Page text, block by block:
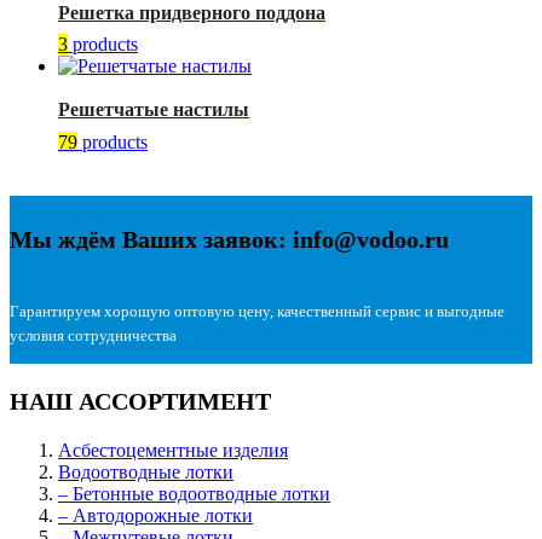
Решетка придверного поддона
3 products
Решетчатые настилы
79 products
Мы ждём Ваших заявок: info@vodoo.ru
Гарантируем хорошую оптовую цену, качественный сервис и выгодные
условия сотрудничества
НАШ АССОРТИМЕНТ
Асбестоцементные изделия
Водоотводные лотки
– Бетонные водоотводные лотки
– Автодорожные лотки